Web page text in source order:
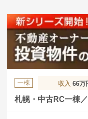
一棟 収入 66万
札幌・中古RC一棟